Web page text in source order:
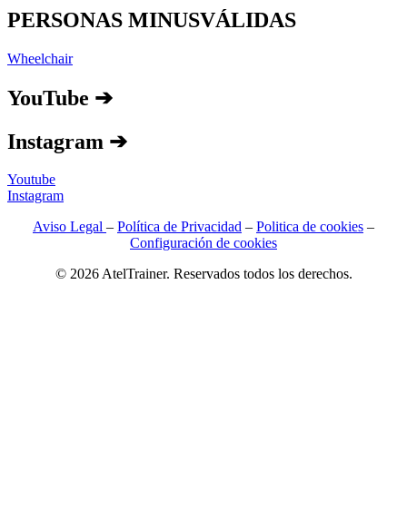
PERSONAS MINUSVÁLIDAS
Wheelchair
YouTube ➔
Instagram ➔
Youtube
Instagram
Aviso Legal – Política de Privacidad – Politica de cookies –
Configuración de cookies
© 2026 AtelTrainer. Reservados todos los derechos.